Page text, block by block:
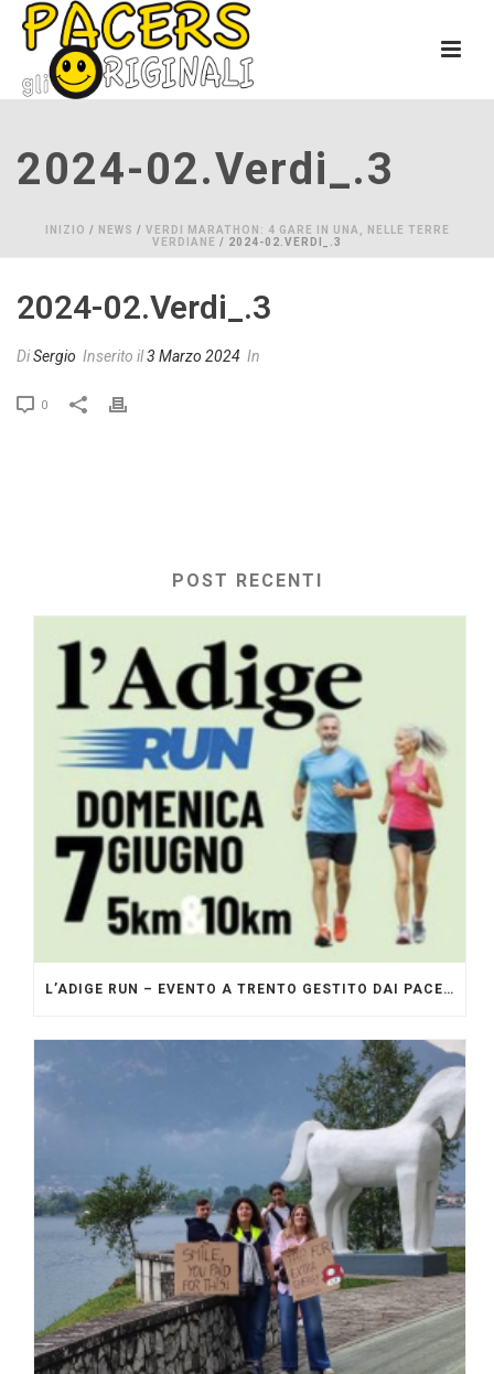
2024-02.verdi_.3
INIZIO / NEWS / VERDI MARATHON: 4 GARE IN UNA, NELLE TERRE
VERDIANE / 2024-02.VERDI_.3
2024-02.verdi_.3
DiSergio Inserito il3 Marzo 2024 In
0
POST RECENTI
L’ADIGE RUN – EVENTO A TRENTO GESTITO DAI PACERS GLI ORIGINALI